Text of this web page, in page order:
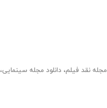
مجله نقد فیلم، دانلود مجله سینمایی،